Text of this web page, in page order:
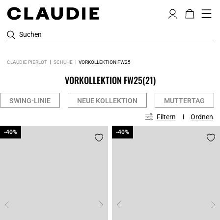
Suchen
CLAUDIE PIERLOT SCHUHE VORKOLLEKTION FW25
VORKOLLEKTION FW25(21)
SWING-LINIE NEUE KOLLEKTION MUTTERTAG
Filtern Ordnen
-40%
-40% -40%
-40%